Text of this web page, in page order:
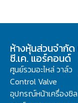
ห้างหุ้นส่วนจำกัด
ซี.เค. แอร์คอนด์
ศูนย์รวมอะไหล่ วาล์ว
Control Valve
อุปกรณ์หน้าเครื่องชิล